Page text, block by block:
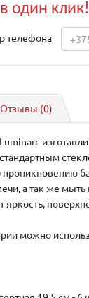
один клик!
телефона
Отзывы (0)
а так же мыть
яркость,
можно